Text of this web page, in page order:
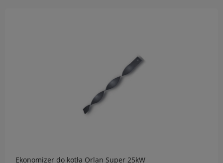
Ekonomizer do kotła Orlan Super 25kW